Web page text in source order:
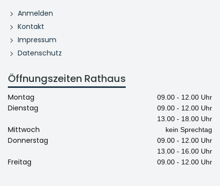
Anmelden
Kontakt
Impressum
Datenschutz
Öffnungszeiten Rathaus
Montag 09.00 - 12.00 Uhr
Dienstag
09.00 - 12.00 Uhr
13.00 - 18.00 Uhr
Mittwoch kein Sprechtag
Donnerstag
09.00 - 12.00 Uhr
13.00 - 16.00 Uhr
Freitag 09.00 - 12.00 Uhr